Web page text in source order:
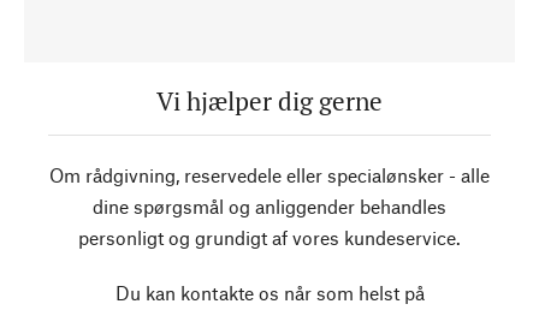
Vi hjælper dig gerne
Om rådgivning, reservedele eller specialønsker - alle
dine spørgsmål og anliggender behandles
personligt og grundigt af vores kundeservice.
Du kan kontakte os når som helst på